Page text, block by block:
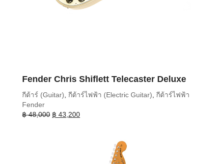
Fender Chris Shiflett Telecaster Deluxe
กีต้าร์ (Guitar), กีต้าร์ไฟฟ้า (Electric Guitar), กีต้าร์ไฟฟ้า
Fender
฿48,000 Original
฿ 43,200Current